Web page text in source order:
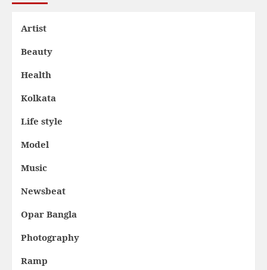
Artist
Beauty
Health
Kolkata
Life style
Model
Music
Newsbeat
Opar Bangla
Photography
Ramp